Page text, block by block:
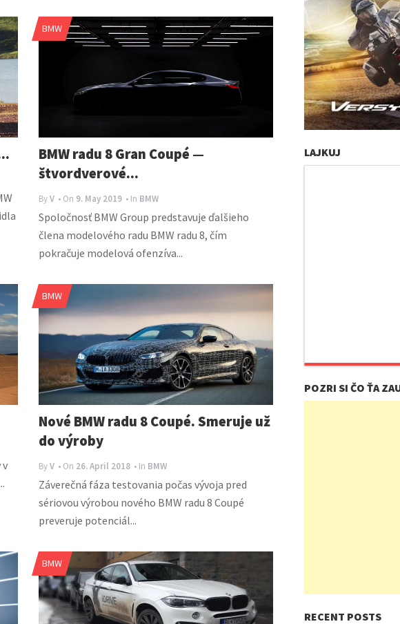
BMW
BMW radu 8 Gran Coupé —
štvordverové...
ByV • On 9. May 2019 • In BMW
Spoločnosť BMW Group predstavuje ďalšieho
člena modelového radu BMW radu 8, čím
pokračuje modelová ofenzíva...
v
BMW
Nové BMW radu 8 Coupé. Smeruje už
do výroby
ByV • On 26. April 2018 • In BMW
Záverečná fáza testovania počas vývoja pred
sériovou výrobou nového BMW radu 8 Coupé
preveruje potenciál...
BMW
LAJKUJ
POZRI SI ČO ŤA
RECENT POSTS